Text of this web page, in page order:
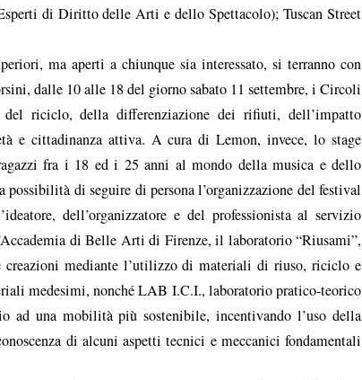
di Diritto delle Arti e dello Spettacolo); Tuscan Street
ma aperti a chiunque sia interessato, si terranno con
dalle 10 alle 18 del giorno sabato 11 settembre, i Circoli
riciclo, della differenziazione dei rifiuti, dell’impatto
e cittadinanza attiva. A cura di Lemon, invece, lo stage
fra i 18 ed i 25 anni al mondo della musica e dello
di seguire di persona l’organizzazione del festival
dell’organizzatore e del professionista al servizio
di Belle Arti di Firenze, il laboratorio “Riusami”,
creazioni mediante l’utilizzo di materiali di riuso, riciclo e
medesimi, nonché LAB I.C.I., laboratorio pratico-teorico
ad una mobilità più sostenibile, incentivando l’uso della
di alcuni aspetti tecnici e meccanici fondamentali